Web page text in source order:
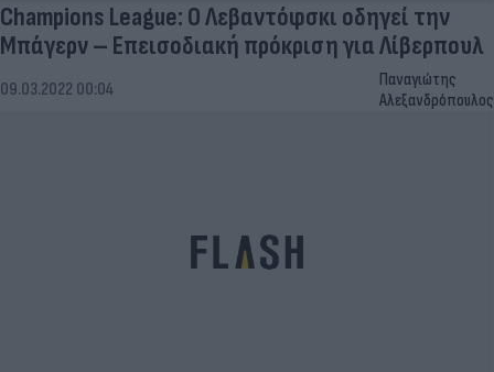
Champions League: Ο Λεβαντόφσκι οδηγεί την
Μπάγερν – Επεισοδιακή πρόκριση για Λίβερπουλ
09.03.2022 00:04
Παναγιώτης
Αλεξανδρόπουλος